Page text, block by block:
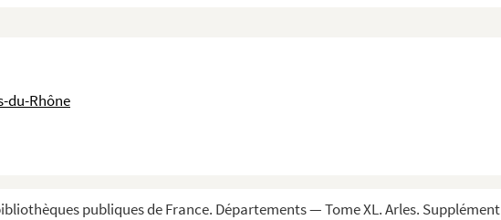
du-Rhône
publiques de France. Départements — Tome XL. Arles. Supplément